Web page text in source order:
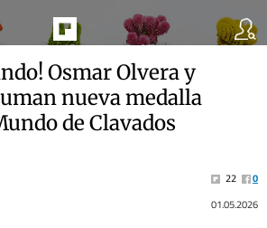
Osmar Olvera y
nueva medalla
de Clavados
22
0
01.05.2026